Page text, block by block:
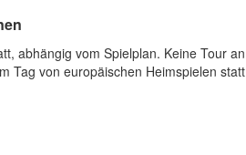
abhängig vom Spielplan. Keine Tour
Tag von europäischen Heimspielen